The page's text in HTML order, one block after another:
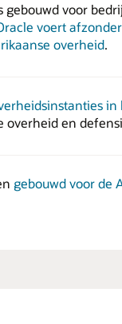
gebouwd voor
voert
overheid.
in
overheid en
gebouwd voor de